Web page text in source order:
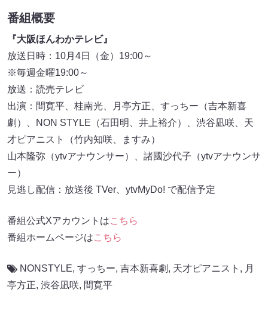
番組概要
『大阪ほんわかテレビ』
放送日時：10月4日（金）19:00～
※毎週金曜19:00～
放送：読売テレビ
出演：間寛平、桂南光、月亭方正、すっちー（吉本新喜
劇）、NON STYLE（石田明、井上裕介）、渋谷凪咲、天
才ピアニスト（竹内知咲、ますみ）
山本隆弥（ytvアナウンサー）、諸國沙代子（ytvアナウンサ
ー）
見逃し配信：放送後 TVer、ytvMyDo! で配信予定
番組公式Xアカウントはこちら
番組ホームページはこちら
NONSTYLE, すっちー, 吉本新喜劇 , 天才ピアニスト , 月
亭方正, 渋谷凪咲, 間寛平